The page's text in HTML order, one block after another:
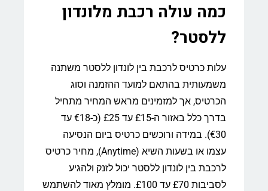
כמה עולה רכבת מלונדון
ללסטר?
עלות כרטיס לרכבת בין לונדון ללסטר משתנה
משמעותית בהתאם למועד ההזמנה וסוג
הכרטיס, אך למזמינים מראש המחיר מתחיל
בדרך כלל באזור ה-£15 עד £25 (כ-€18 עד
€30). במידה ורוכשים כרטיס ביום הנסיעה
עצמו או בשעות השיא (Anytime), מחיר כרטיס
לרכבת בין לונדון ללסטר יכול לזנק ולהגיע
לסביבות £70 עד £100. מומלץ מאוד להשתמש